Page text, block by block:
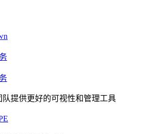
队提供更好的可视性和管理工具